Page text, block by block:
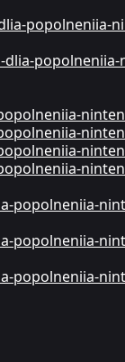
popolneniia-
popolneniia-